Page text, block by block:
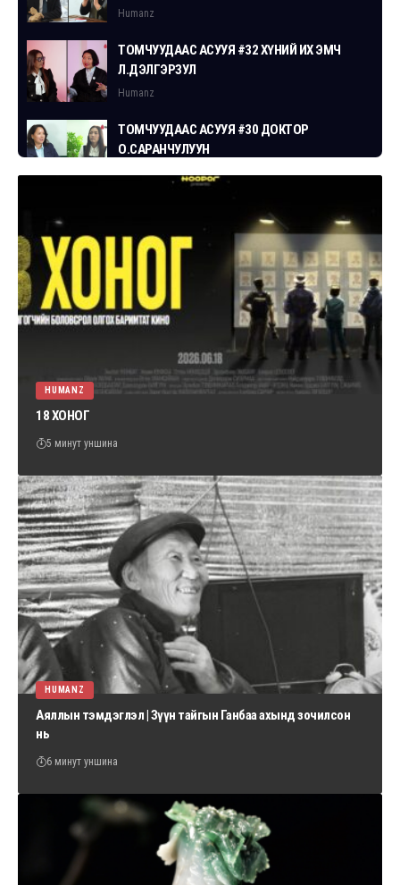
Humanz
ТОМЧУУДААС АСУУЯ #32 ХҮНИЙ ИХ ЭМЧ
Л.ДЭЛГЭРЗУЛ
Humanz
ТОМЧУУДААС АСУУЯ #30 ДОКТОР
О.САРАНЧУЛУУН
Humanz
ТОМЧУУДААС АСУУЯ #29 СГЗ С.ЦОГТБАЯР
Humanz
ТОМЧУУДААС АСУУЯ #28 ХУУЛЬЧ
Г.ЭРДЭНЭБАТ
Humanz
HUMANZ
18 ХОНОГ
5 минут уншина
HUMANZ
Аяллын тэмдэглэл | Зүүн тайгын Ганбаа ахынд зочилсон
нь
6 минут уншина